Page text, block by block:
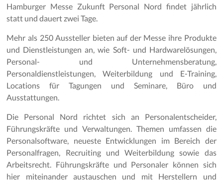
Hamburger Messe Zukunft Personal Nord findet jährlich
statt und dauert zwei Tage.
Mehr als 250 Aussteller bieten auf der Messe ihre Produkte
und Dienstleistungen an, wie Soft- und Hardwarelösungen,
Personal- und Unternehmensberatung,
Personaldienstleistungen, Weiterbildung und E-Training,
Locations für Tagungen und Seminare, Büro und
Ausstattungen.
Die Personal Nord richtet sich an Personalentscheider,
Führungskräfte und Verwaltungen. Themen umfassen die
Personalsoftware, neueste Entwicklungen im Bereich der
Personalfragen, Recruiting und Weiterbildung sowie das
Arbeitsrecht. Führungskräfte und Personaler können sich
hier miteinander austauschen und mit Herstellern und